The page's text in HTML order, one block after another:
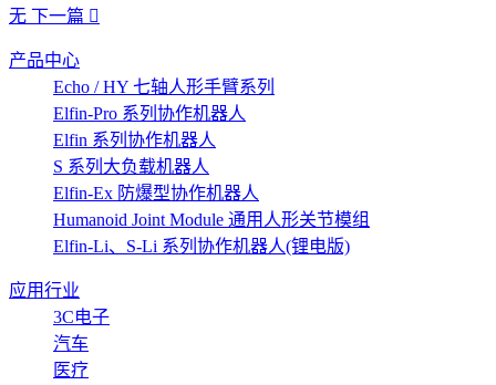
无 下一篇
产品中心
Echo / HY 七轴人形手臂系列
Elfin-Pro 系列协作机器人
Elfin 系列协作机器人
S 系列大负载机器人
Elfin-Ex 防爆型协作机器人
Humanoid Joint Module 通用人形关节模组
Elfin-Li、S-Li 系列协作机器人(锂电版)
应用行业
3C电子
汽车
医疗